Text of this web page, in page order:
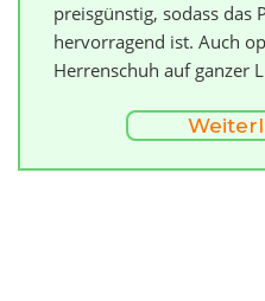
preisgünstig, sodass das
hervorragend ist. Auch
Herrenschuh auf ganzer